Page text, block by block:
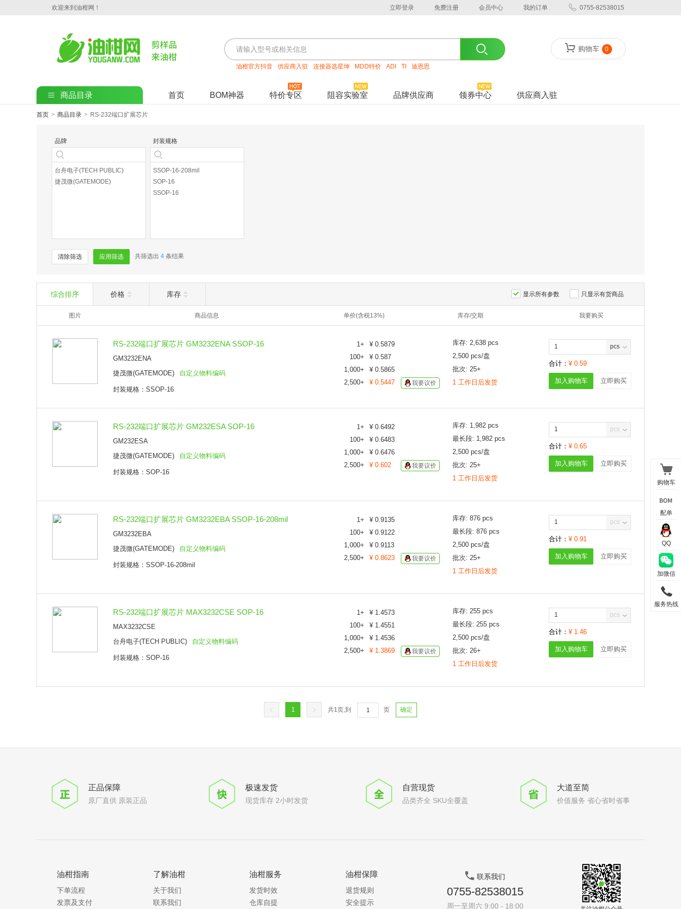
欢迎来到油柑网！ 立即登录 免费注册 会员中心 我的订单 0755-82538015
油柑官方抖音 供应商入驻 连接器选星坤 MDD特价 ADI TI 迪恩思
购物车 0
商品目录 首页 BOM神器 特价专区 阻容实验室 品牌供应商 领券中心 供应商入驻
首页 > 商品目录 > RS-232端口扩展芯片
品牌
台舟电子(TECH PUBLIC)
捷茂微(GATEMODE)
封装规格
SSOP-16-208mil
SOP-16
SSOP-16
清除筛选 应用筛选 共筛选出 4 条结果
综合排序 价格 库存 显示所有参数 只显示有货商品
图片 商品信息 单价(含税13%) 库存/交期 我要购买
RS-232端口扩展芯片 GM3232ENA SSOP-16
GM3232ENA
捷茂微(GATEMODE)
自定义物料编码
封装规格：SSOP-16
1+ ¥ 0.5879
100+ ¥ 0.587
1,000+ ¥ 0.5865
2,500+ ¥ 0.5447 我要议价
库存: 2,638 pcs
2,500 pcs/盘
批次: 25+
1 工作日后发货
pcs
合计： ¥ 0.59
加入购物车 立即购买
RS-232端口扩展芯片 GM232ESA SOP-16
GM232ESA
捷茂微(GATEMODE)
自定义物料编码
封装规格：SOP-16
1+ ¥ 0.6492
100+ ¥ 0.6483
1,000+ ¥ 0.6476
2,500+ ¥ 0.602 我要议价
库存: 1,982 pcs
最长段: 1,982 pcs
2,500 pcs/盘
批次: 25+
1 工作日后发货
pcs
合计： ¥ 0.65
加入购物车 立即购买
RS-232端口扩展芯片 GM3232EBA SSOP-16-208mil
GM3232EBA
捷茂微(GATEMODE)
自定义物料编码
封装规格：SSOP-16-208mil
1+ ¥ 0.9135
100+ ¥ 0.9122
1,000+ ¥ 0.9113
2,500+ ¥ 0.8623 我要议价
库存: 876 pcs
最长段: 876 pcs
2,500 pcs/盘
批次: 25+
1 工作日后发货
pcs
合计： ¥ 0.91
加入购物车 立即购买
RS-232端口扩展芯片 MAX3232CSE SOP-16
MAX3232CSE
台舟电子(TECH PUBLIC)
自定义物料编码
封装规格：SOP-16
1+ ¥ 1.4573
100+ ¥ 1.4551
1,000+ ¥ 1.4536
2,500+ ¥ 1.3869 我要议价
库存: 255 pcs
最长段: 255 pcs
2,500 pcs/盘
批次: 26+
1 工作日后发货
pcs
合计： ¥ 1.46
加入购物车 立即购买
1 共1页,到 页 确定
正品保障
原厂直供 原装正品
极速发货
现货库存 2小时发货
自营现货
品类齐全 SKU全覆盖
大道至简
价值服务 省心省时省事
油柑指南
下单流程
发票及支付
了解油柑
关于我们
联系我们
油柑服务
发货时效
仓库自提
油柑保障
退货规则
安全提示
联系我们
0755-82538015
周一至周六 9:00 - 18:00
购物车
配单
QQ
加微信
服务热线